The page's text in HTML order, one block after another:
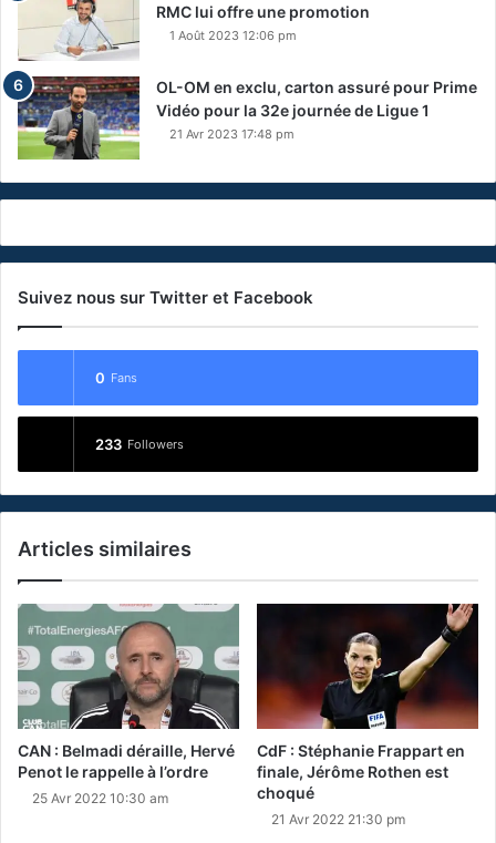
RMC lui offre une promotion
1 Août 2023 12:06 pm
OL-OM en exclu, carton assuré pour Prime
Vidéo pour la 32e journée de Ligue 1
21 Avr 2023 17:48 pm
Suivez nous sur Twitter et Facebook
0 Fans
233 Followers
Articles similaires
CAN : Belmadi déraille, Hervé
Penot le rappelle à l’ordre
25 Avr 2022 10:30 am
CdF : Stéphanie Frappart en
finale, Jérôme Rothen est
choqué
21 Avr 2022 21:30 pm